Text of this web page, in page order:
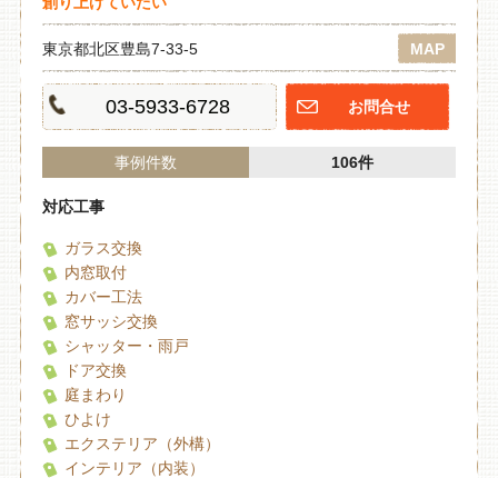
東京都北区豊島7-33-5 MAP
03-5933-6728 お問合せ
事例件数 106件
対応工事
ガラス交換
内窓取付
カバー工法
窓サッシ交換
シャッター・雨戸
ドア交換
庭まわり
ひよけ
エクステリア（外構）
インテリア（内装）